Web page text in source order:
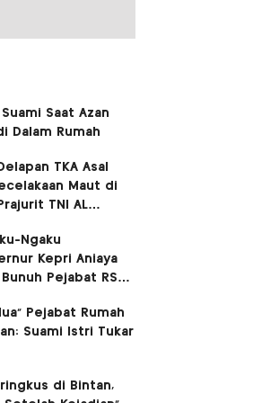
Saat Azan
Dalam Rumah
TKA Asal
Maut di
TNI AL
Ngaku
Kepri Aniaya
Pejabat RSUD
Pejabat Rumah
Suami Istri Tukar
di Bintan,